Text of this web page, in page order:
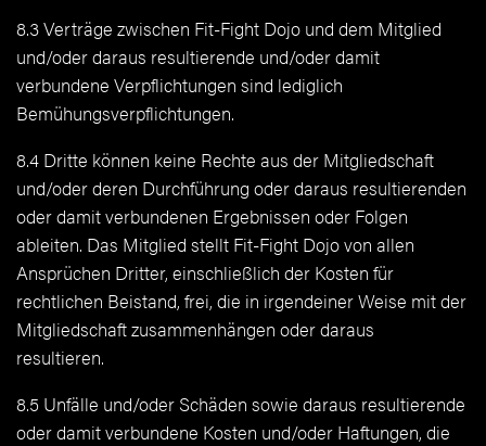
8.3 Verträge zwischen Fit-Fight Dojo und dem Mitglied
und/oder daraus resultierende und/oder damit
verbundene Verpflichtungen sind lediglich
Bemühungsverpflichtungen.
8.4 Dritte können keine Rechte aus der Mitgliedschaft
und/oder deren Durchführung oder daraus resultierenden
oder damit verbundenen Ergebnissen oder Folgen
ableiten. Das Mitglied stellt Fit-Fight Dojo von allen
Ansprüchen Dritter, einschließlich der Kosten für
rechtlichen Beistand, frei, die in irgendeiner Weise mit der
Mitgliedschaft zusammenhängen oder daraus
resultieren.
8.5 Unfälle und/oder Schäden sowie daraus resultierende
oder damit verbundene Kosten und/oder Haftungen, die